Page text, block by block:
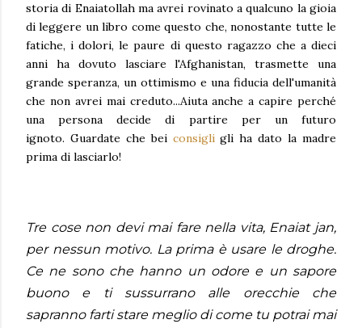
storia di Enaiatollah ma avrei rovinato a qualcuno la gioia
di leggere un libro come questo che, nonostante tutte le
fatiche, i dolori, le paure di questo ragazzo che a dieci
anni ha dovuto lasciare l'Afghanistan, trasmette una
grande speranza, un ottimismo e una fiducia dell'umanità
che non avrei mai creduto...Aiuta anche a capire perché
una persona decide di partire per un futuro
ignoto. Guardate che bei consigli gli ha dato la madre
prima di lasciarlo!
Tre cose non devi mai fare nella vita, Enaiat jan,
per nessun motivo. La prima è usare le droghe.
Ce ne sono che hanno un odore e un sapore
buono e ti sussurrano alle orecchie che
sapranno farti stare meglio di come tu potrai mai